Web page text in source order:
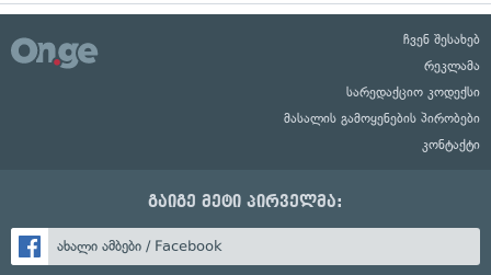
ჩვენ შესახებ
რეკლამა
სარედაქციო კოდექსი
მასალის გამოყენების პირობები
კონტაქტი
გაიგე მეტი პირველმა:
ახალი ამბები / Facebook